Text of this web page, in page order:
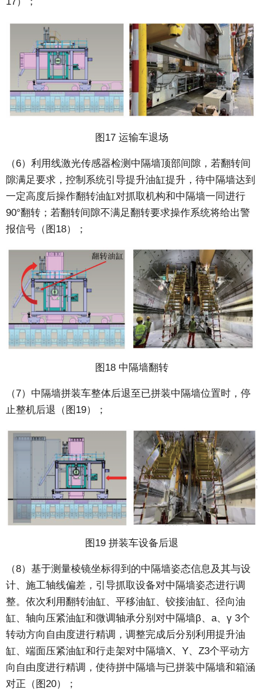
图17 运输车退场
（6）利用线激光传感器检测中隔墙顶部间隙，若翻转间
隙满足要求，控制系统引导提升油缸提升，待中隔墙达到
一定高度后操作翻转油缸对抓取机构和中隔墙一同进行
90°翻转；若翻转间隙不满足翻转要求操作系统将给出警
报信号（图18）；
图18 中隔墙翻转
（7）中隔墙拼装车整体后退至已拼装中隔墙位置时，停
止整机后退（图19）；
图19 拼装车设备后退
（8）基于测量棱镜坐标得到的中隔墙姿态信息及其与设
计、施工轴线偏差，引导抓取设备对中隔墙姿态进行调
整。依次利用翻转油缸、平移油缸、铰接油缸、径向油
缸、轴向压紧油缸和微调轴承分别对中隔墙β、a、γ 3个
转动方向自由度进行精调，调整完成后分别利用提升油
缸、端面压紧油缸和行走架对中隔墙X、Y、Z3个平动方
向自由度进行精调，使待拼中隔墙与已拼装中隔墙和箱涵
对正（图20）；